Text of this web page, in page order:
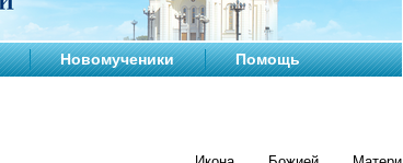
Новомученики Помощь